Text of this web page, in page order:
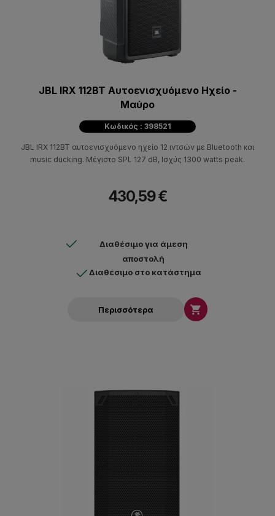
JBL IRX 112BT Αυτοενισχυόμενο Ηχείο -
Μαύρο
Κωδικός : 398521
JBL IRX 112BT αυτοενισχυόμενο ηχείο 12 ιντσών με Bluetooth και
music ducking. Μέγιστο SPL 127 dB, Ισχύς 1300 watts peak.
430,59 €
Διαθέσιμο για άμεση
αποστολή
Διαθέσιμο στο κατάστημα
Περισσότερα 